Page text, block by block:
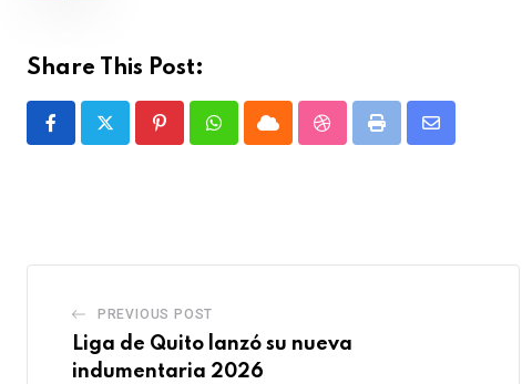
Share This Post:
PinterestWhatsappCloud StumbleUpon
Print
Share
PREVIOUS POST
Liga de Quito lanzó su nueva
indumentaria 2026